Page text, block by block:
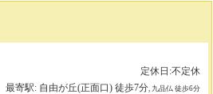
定休日:不定休
最寄駅: 自由が丘(正面口) 徒歩7分, 九品仏 徒歩6分